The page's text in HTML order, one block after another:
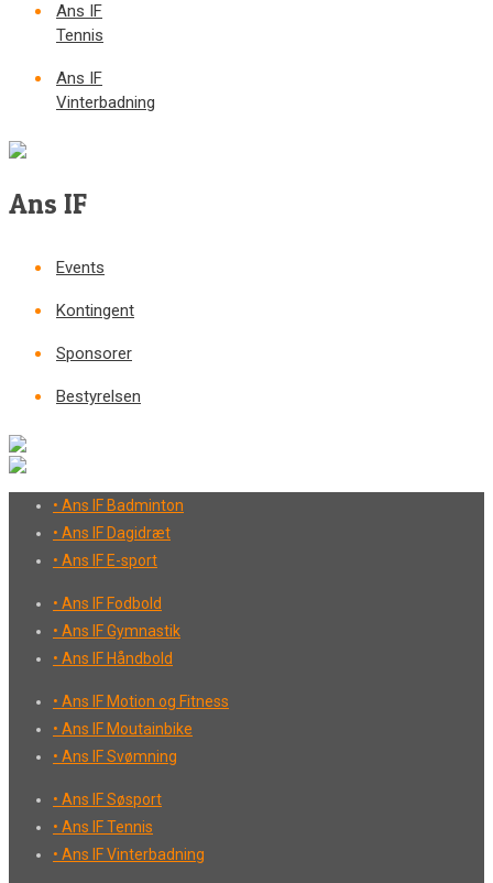
Ans IF
Tennis
Ans IF
Vinterbadning
Ans IF
Events
Kontingent
Sponsorer
Bestyrelsen
• Ans IF Badminton
• Ans IF Dagidræt
• Ans IF E-sport
• Ans IF Fodbold
• Ans IF Gymnastik
• Ans IF Håndbold
• Ans IF Motion og Fitness
• Ans IF Moutainbike
• Ans IF Svømning
• Ans IF Søsport
• Ans IF Tennis
• Ans IF Vinterbadning